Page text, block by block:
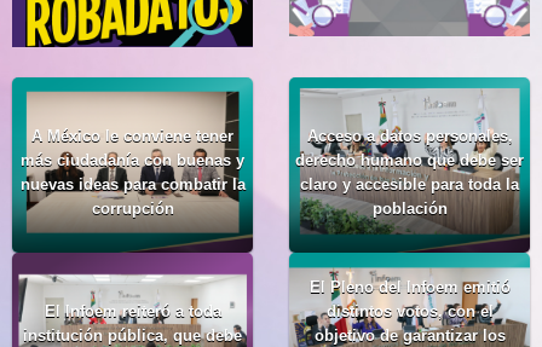
A México le conviene tener
más ciudadanía con buenas y
nuevas ideas para combatir la
corrupción
Acceso a datos personales,
derecho humano que debe ser
claro y accesible para toda la
población
El Infoem reiteró a toda
institución pública, que debe
El Pleno del Infoem emitió
distintos votos, con el
objetivo de garantizar los